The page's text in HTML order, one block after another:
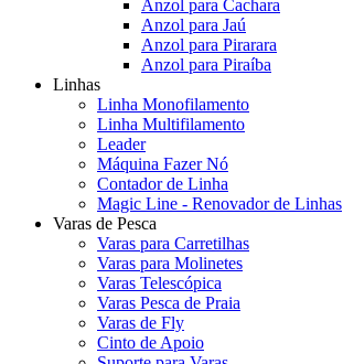
Anzol para Cachara
Anzol para Jaú
Anzol para Pirarara
Anzol para Piraíba
Linhas
Linha Monofilamento
Linha Multifilamento
Leader
Máquina Fazer Nó
Contador de Linha
Magic Line - Renovador de Linhas
Varas de Pesca
Varas para Carretilhas
Varas para Molinetes
Varas Telescópica
Varas Pesca de Praia
Varas de Fly
Cinto de Apoio